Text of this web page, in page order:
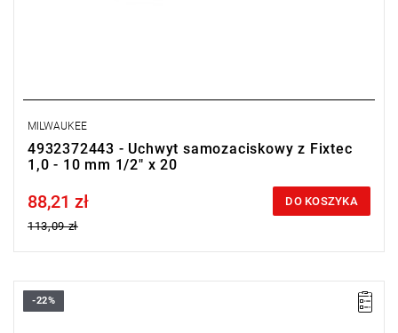
MILWAUKEE
4932372443 - Uchwyt samozaciskowy z Fixtec
1,0 - 10 mm 1/2" x 20
Price tax included
88,21 zł
113,09 zł
DO KOSZYKA
• Ilość w opakowaniu: 1
-22%